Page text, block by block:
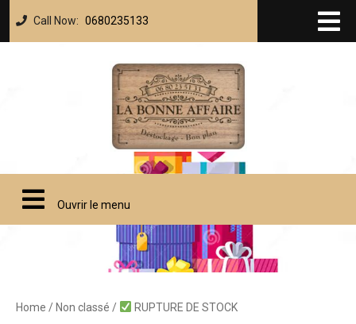
Call Now: 0680235133
Ouvrir le menu
Home / Non classé / RUPTURE DE STOCK